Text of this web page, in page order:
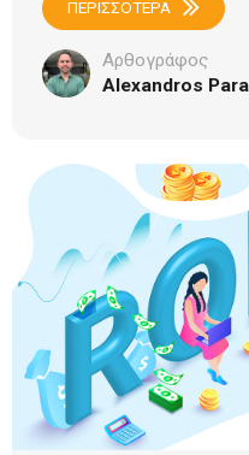
ΠΕΡΙΣΣΟΤΕΡΑ
Αρθογράφος
Alexandros